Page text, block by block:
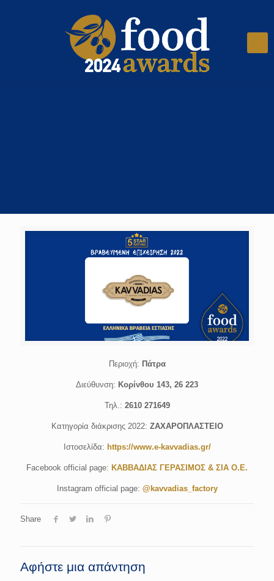
Περιοχή: Πάτρα
Διεύθυνση: Κορίνθου 143, 26 223
Τηλ.: 2610 271649
Κατηγορία διάκρισης 2022: ΖΑΧΑΡΟΠΛΑΣΤΕΙΟ
Ιστοσελίδα: https://www.e-kavvadias.gr/
Facebook official page: ΚΑΒΒΑΔΙΑΣ ΓΕΡΑΣΙΜΟΣ & ΣΙΑ Ο.Ε.
Instagram official page: @kavvadias_factory
Share
Αφήστε μια απάντηση